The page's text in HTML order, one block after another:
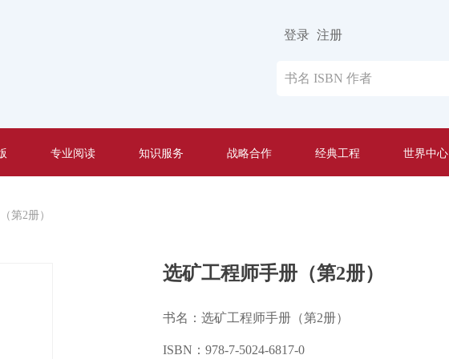
登录 注册
专业阅读 知识服务 战略合作 经典工程 世界中心
第2册）
选矿工程师手册（第2册）
书名：选矿工程师手册（第2册）
ISBN：978-7-5024-6817-0